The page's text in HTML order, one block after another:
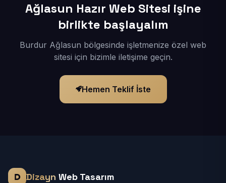
Ağlasun Hazır Web Sitesi işine
birlikte başlayalım
Burdur Ağlasun bölgesinde işletmenize özel web
sitesi için bizimle iletişime geçin.
Hemen Teklif İste
Dizayn Web Tasarım